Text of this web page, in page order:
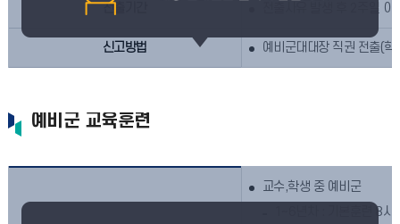
전출기간 전출사유 발생 후 2주일 이
신고방법 예비군대대장 직권 전출(
예비군 교육훈련
교수,학생 중 예비군
1~6년차 : 기본훈련 8시